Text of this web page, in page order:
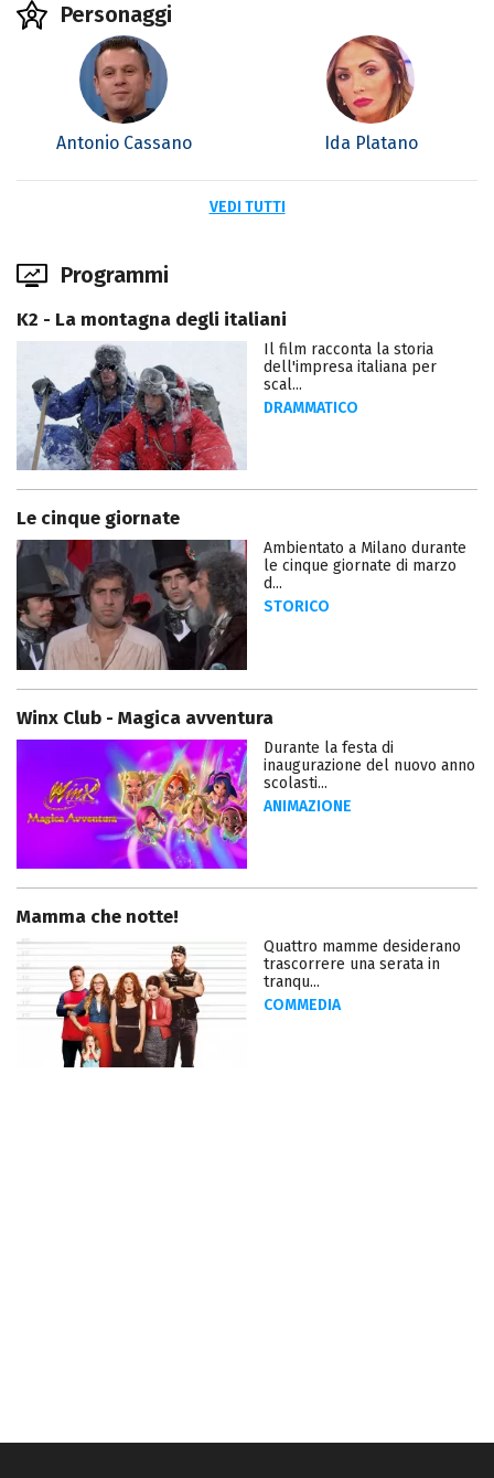
Personaggi
Antonio Cassano Ida Platano
VEDI TUTTI
Programmi
K2 - La montagna degli italiani
Il film racconta la storia
dell'impresa italiana per
scal...
DRAMMATICO
Le cinque giornate
Ambientato a Milano durante
le cinque giornate di marzo
d...
STORICO
Winx Club - Magica avventura
Durante la festa di
inaugurazione del nuovo anno
scolasti...
ANIMAZIONE
Mamma che notte!
Quattro mamme desiderano
trascorrere una serata in
tranqu...
COMMEDIA